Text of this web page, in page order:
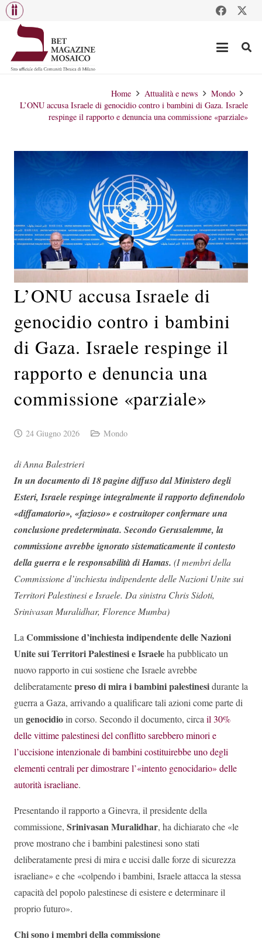
Home Attualità e news
Mondo
L’ONU accusa Israele di genocidio contro i bambini di Gaza. Israele
respinge il rapporto e denuncia una commissione «parziale»
L’ONU accusa Israele di
genocidio contro i bambini
di Gaza. Israele respinge il
rapporto e denuncia una
commissione «parziale»
24 Giugno 2026 Mondo
di Anna Balestrieri
In un documento di 18 pagine diffuso dal Ministero degli
Esteri, Israele respinge integralmente il rapporto definendolo
«diffamatorio», «fazioso» e costruitoper confermare una
conclusione predeterminata. Secondo Gerusalemme, la
commissione avrebbe ignorato sistematicamente il contesto
della guerra e le responsabilità di Hamas. (I membri della
Commissione d’inchiesta indipendente delle Nazioni Unite sui
Territori Palestinesi e Israele. Da sinistra Chris Sidoti,
Srinivasan Muralidhar, Florence Mumba)
LaCommissione d’inchiesta indipendente delle Nazioni
Unite sui Territori Palestinesi e Israeleha pubblicato un
nuovo rapporto in cui sostiene che Israele avrebbe
deliberatamentepreso di mira i bambini palestinesidurante la
guerra a Gaza, arrivando a qualificare tali azioni come parte di
ungenocidioin corso. Secondo il documento, circail 30%
delle vittime palestinesi del conflitto sarebbero minori e
l’uccisione intenzionale di bambini costituirebbe uno degli
elementi centrali per dimostrare l’«intento genocidario» delle
autorità israeliane.
Presentando il rapporto a Ginevra, il presidente della
commissione, Srinivasan Muralidhar, ha dichiarato che «le
prove mostrano che i bambini palestinesi sono stati
deliberatamente presi di mira e uccisi dalle forze di sicurezza
israeliane» e che «colpendo i bambini, Israele attacca la stessa
capacità del popolo palestinese di esistere e determinare il
proprio futuro».
Chi sono i membri della commissione